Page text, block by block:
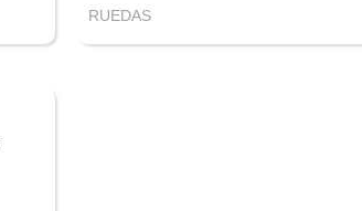
RUEDAS